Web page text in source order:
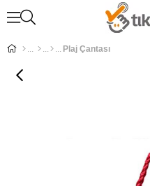
Plaj Çantası